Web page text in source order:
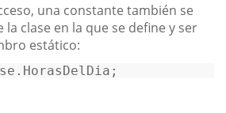
una constante también se
clase en la que se define y ser
estático: